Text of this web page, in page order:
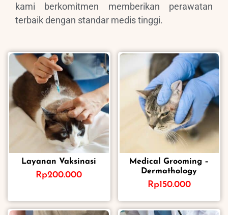
kami berkomitmen memberikan perawatan
terbaik dengan standar medis tinggi.
Layanan Vaksinasi
Rp200.000
Medical Grooming –
Dermathology
Rp150.000